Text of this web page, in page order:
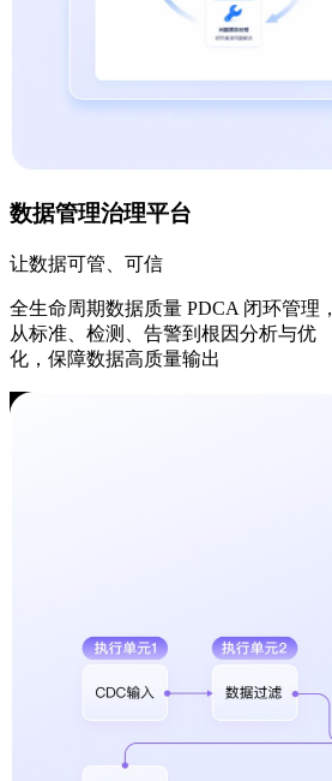
数据管理治理平台
让数据可管、可信
全生命周期数据质量 PDCA 闭环管理，
从标准、检测、告警到根因分析与优
化，保障数据高质量输出